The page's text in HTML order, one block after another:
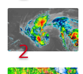
2